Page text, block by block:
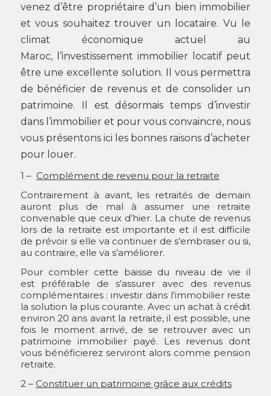
venez d’être propriétaire d’un bien immobilier
et vous souhaitez trouver un locataire. Vu le
climat économique actuel au
Maroc, l’investissement immobilier locatif peut
être une excellente solution. Il vous permettra
de bénéficier de revenus et de consolider un
patrimoine. Il est désormais temps d’investir
dans l’immobilier et pour vous convaincre, nous
vous présentons ici les bonnes raisons d’acheter
pour louer.
1 – Complément de revenu pour la retraite
Contrairement à avant, les retraités de demain
auront plus de mal à assumer une retraite
convenable que ceux d’hier. La chute de revenus
lors de la retraite est importante et il est difficile
de prévoir si elle va continuer de s’embraser ou si,
au contraire, elle va s’améliorer.
Pour combler cette baisse du niveau de vie il
est préférable de s’assurer avec des revenus
complémentaires : investir dans l’immobilier reste
la solution la plus courante. Avec un achat à crédit
environ 20 ans avant la retraite, il est possible, une
fois le moment arrivé, de se retrouver avec un
patrimoine immobilier payé. Les revenus dont
vous bénéficierez serviront alors comme pension
retraite.
2 – Constituer un patrimoine grâce aux crédits